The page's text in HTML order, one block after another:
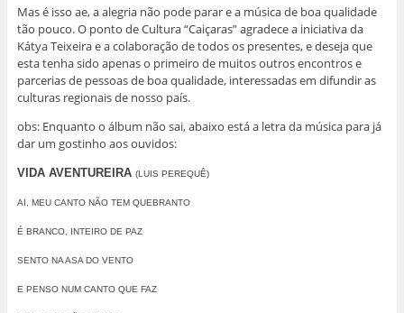
Mas é isso ae, a alegria não pode parar e a música de boa qualidade
tão pouco. O ponto de Cultura “Caiçaras” agradece a iniciativa da
Kátya Teixeira e a colaboração de todos os presentes, e deseja que
esta tenha sido apenas o primeiro de muitos outros encontros e
parcerias de pessoas de boa qualidade, interessadas em difundir as
culturas regionais de nosso país.
obs: Enquanto o álbum não sai, abaixo está a letra da música para já
dar um gostinho aos ouvidos:
VIDA AVENTUREIRA (LUIS PEREQUÊ)
AI, MEU CANTO NÃO TEM QUEBRANTO
É BRANCO, INTEIRO DE PAZ
SENTO NA ASA DO VENTO
E PENSO NUM CANTO QUE FAZ